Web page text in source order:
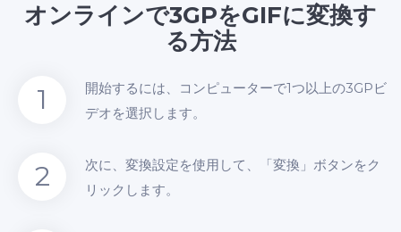
オンラインで3GPをGIFに変換す
る方法
1
開始するには、コンピューターで1つ以上の3GPビ
デオを選択します。
2
次に、変換設定を使用して、「変換」ボタンをク
リックします。